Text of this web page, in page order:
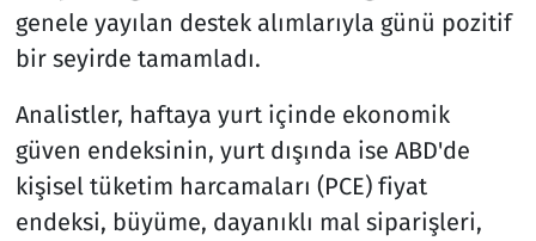
genele yayılan destek alımlarıyla günü pozitif
bir seyirde tamamladı.
Analistler, haftaya yurt içinde ekonomik
güven endeksinin, yurt dışında ise ABD'de
kişisel tüketim harcamaları (PCE) fiyat
endeksi, büyüme, dayanıklı mal siparişleri,